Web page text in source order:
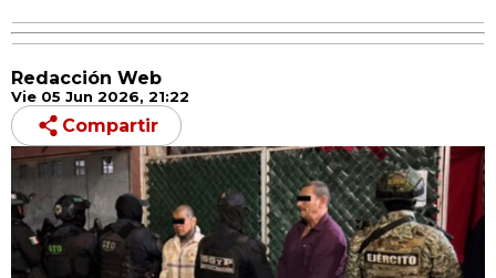
Redacción Web
Vie 05 Jun 2026, 21:22
Compartir